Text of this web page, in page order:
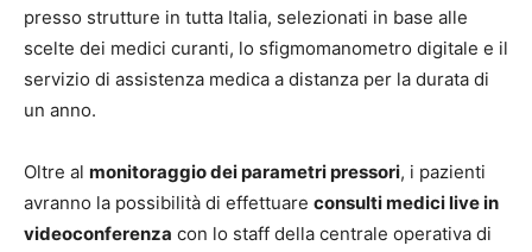
presso strutture in tutta Italia, selezionati in base alle
scelte dei medici curanti, lo sfigmomanometro digitale e il
servizio di assistenza medica a distanza per la durata di
un anno.
Oltre al monitoraggio dei parametri pressori, i pazienti
avranno la possibilità di effettuare consulti medici live in
videoconferenza con lo staff della centrale operativa di